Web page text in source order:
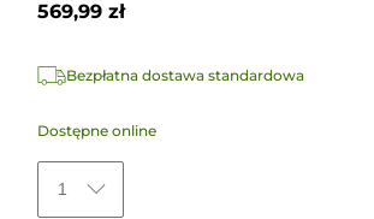
569,99 zł
Bezpłatna dostawa standardowa
Dostępne online
1